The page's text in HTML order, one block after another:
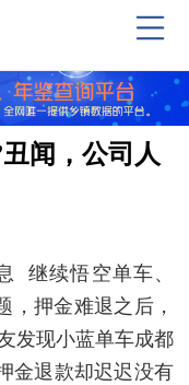
闻，公司人
继续悟空单车、
，押金难退之后，
发现小蓝单车成都
金退款却迟迟没有